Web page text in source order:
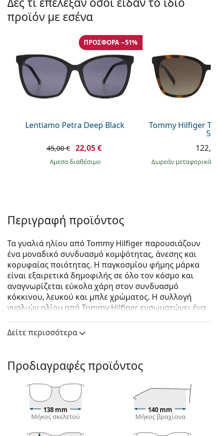
Persol
Prada
προϊόν με εσένα
Lentiamo Petra Deep Black
ΠΡΟΣΦΟΡΆ −51%
45,00 € 22,05 €
άμεσα διαθέσιμο
Tommy Hilfiger
54
Δωρεάν μεταφορικά
Περιγραφή προϊόντος
Τα γυαλιά ηλίου από Tommy Hilfiger παρουσιάζουν
ένα μοναδικό συνδυασμό κομψότητας, άνεσης και
κορυφαίας ποιότητας. Η παγκοσμίου φήμης μάρκα
είναι εξαιρετικά δημοφιλής σε όλο τον κόσμο και
αναγνωρίζεται εύκολα χάρη στον συνδυασμό
κόκκινου, λευκού και μπλε χρώματος. Η συλλογή
γυαλιών ηλίου από Tommy Hilfiger ενσωματώνει ένα
διαχρονικότητα τους τα καθιστά ιδανικά για κάθε
περίσταση.
γυαλιά ηλίου.
Δείτε πώς φαίνονται πάνω σας αυτά τα γυαλιά ηλίου
με τη λειτουργία του Εικονικού καθρέφτη του
Lentiamo.
Σκελετός γυαλιών ηλίου
Δείτε περισσότερα
Προδιαγραφές προϊόντος
138 mm
Μήκος σκελετού
140 mm
Μήκος βραχίονα